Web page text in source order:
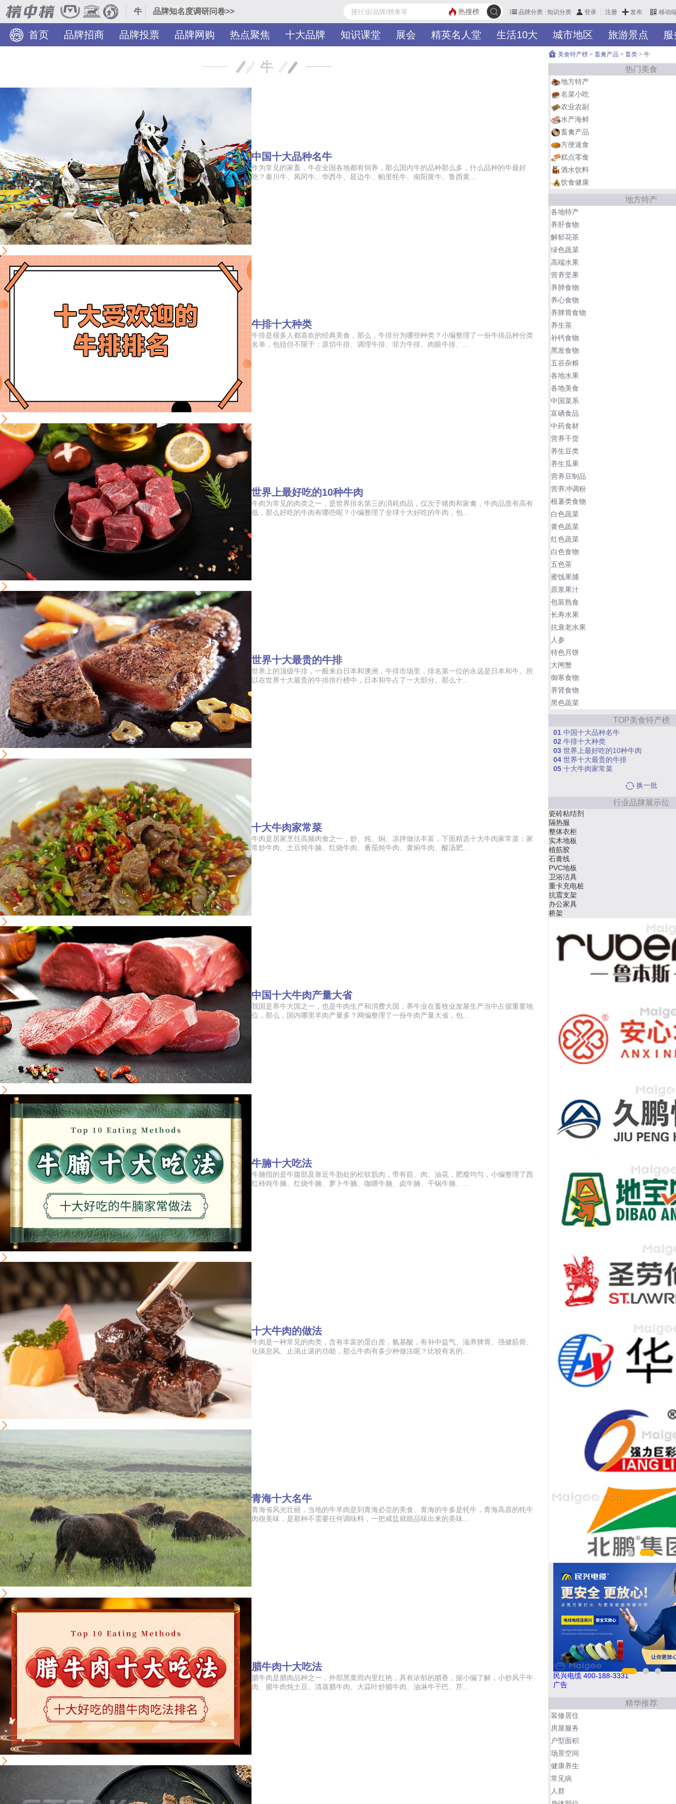
牛 品牌知名度调研问卷>> 品牌分类 知识分类 登录 注册 发布 移动
热搜榜
首页 品牌招商 品牌投票 品牌网购 热点聚焦 十大品牌 知识课堂 展会 精英名人堂 生活10大 城市地区 旅游景点
牛
中国十大品种名牛
作为常见的家畜，牛在全国各地都有饲养，那么国内牛的品种那么多，什么品种的牛最好
吃？秦川牛、凤冈牛、华西牛、延边牛、帕里牦牛、南阳黄牛、鲁西黄...
牛排十大种类
牛排是很多人都喜欢的经典美食，那么，牛排分为哪些种类？小编整理了一份牛排品种分类
名单，包括但不限于：原切牛排、调理牛排、菲力牛排、肉眼牛排、...
世界上最好吃的10种牛肉
牛肉为常见的肉类之一，是世界排名第三的消耗肉品，仅次于猪肉和家禽，牛肉品质有高有
低，那么好吃的牛肉有哪些呢？小编整理了全球十大好吃的牛肉，包...
世界十大最贵的牛排
世界上的顶级牛排，一般来自日本和澳洲，牛排市场里，排名第一位的永远是日本和牛。所
以在世界十大最贵的牛排排行榜中，日本和牛占了一大部分。那么十...
十大牛肉家常菜
牛肉是居家烹饪高频肉食之一，炒、炖、焖、凉拌做法丰富，下面精选十大牛肉家常菜：家
常炒牛肉、土豆炖牛腩、红烧牛肉、番茄炖牛肉、黄焖牛肉、酸汤肥...
中国十大牛肉产量大省
我国是养牛大国之一，也是牛肉生产和消费大国，养牛业在畜牧业发展生产当中占据重要地
位，那么，国内哪里羊肉产量多？网编整理了一份牛肉产量大省，包...
牛腩十大吃法
牛腩指的是牛腹部及靠近牛肋处的松软肌肉，带有筋、肉、油花，肥瘦均匀，小编整理了西
红柿炖牛腩、红烧牛腩、萝卜牛腩、咖喱牛腩、卤牛腩、干锅牛腩、...
十大牛肉的做法
牛肉是一种常见的肉类，含有丰富的蛋白质，氨基酸，有补中益气、滋养脾胃、强健筋骨、
化痰息风、止渴止涎的功能，那么牛肉有多少种做法呢？比较有名的...
青海十大名牛
青海省风光壮丽，当地的牛羊肉是到青海必尝的美食。青海的牛多是牦牛，青海高原的牦牛
肉很美味，是那种不需要任何调味料，一把咸盐就能品味出来的美味...
腊牛肉十大吃法
腊牛肉是腊肉品种之一，外部黑黄而内里红艳，具有浓郁的腊香，据小编了解，小炒风干牛
肉、腊牛肉炖土豆、清蒸腊牛肉、大蒜叶炒腊牛肉、油淋牛干巴、芹...
美食特产榜 > 畜禽产品 > 畜类 > 牛
热门美食
地方特产
名菜小吃
农业农副
水产海鲜
畜禽产品
方便速食
糕点零食
酒水饮料
饮食健康
地方特产
各地特产
养肝食物
解郁花茶
绿色蔬菜
高端水果
营养坚果
养肺食物
养心食物
养脾胃食物
养生茶
补钙食物
黑发食物
五谷杂粮
各地水果
各地美食
中国菜系
富硒食品
中药食材
营养干货
养生豆类
养生瓜果
营养豆制品
营养冲调粉
根薯类食物
白色蔬菜
黄色蔬菜
红色蔬菜
白色食物
五色茶
蜜饯果脯
原浆果汁
包装熟食
长寿水果
抗衰老水果
人参
特色月饼
大闸蟹
御寒食物
养肾食物
黑色蔬菜
TOP美食特产榜
01 中国十大品种名牛
02 牛排十大种类
03 世界上最好吃的10种牛肉
04 世界十大最贵的牛排
05 十大牛肉家常菜
换一批
行业品牌展示位
护理床
医用门
家具/定制
木门
汽车充电桩
红木家具
风机
空气能取暖设备
集成吊顶
润滑油
强化复合地板
水管管道
民兴电缆 400-188-3331
南飞NCNF 0791-88388036
广告
精华推荐
装修居住
房屋服务
户型面积
场景空间
健康养生
常见病
人群